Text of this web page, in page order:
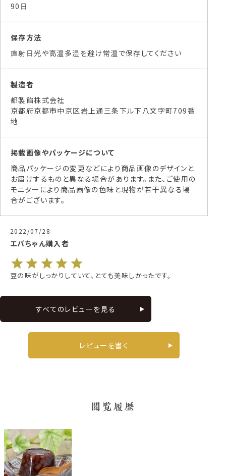
90日
保存方法
直射日光や高温多湿を避け常温で保存してください
製造者
都製餡株式会社
京都府京都市中京区岩上通三条下ル下八文字町709番
地
掲載画像やパッケージについて
商品パッケージの変更などにより商品画像のデザインと
お届けするものと異なる場合があります。また、ご使用の
モニターにより商品画像の色味と現物が若干異なる場
合がございます。
エバちゃん購入者
2022/07/28
豆の味がしっかりしていて、とても美味しかったです。
すべてのレビューを見る
レビューを書く
閲覧履歴